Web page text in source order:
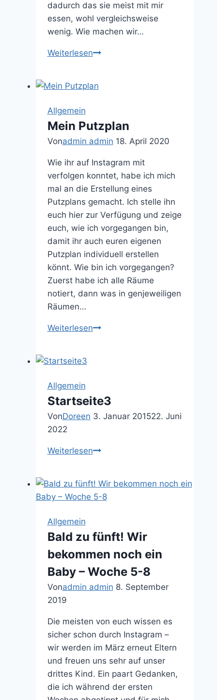
dadurch das sie meist mit mir
essen, wohl vergleichsweise
wenig. Wie machen wir…
WeiterlesenDie
kommt
Tisch
Allgemein
Mein Putzplan
Vonadmin admin 18. April 2020
Wie ihr auf Instagram mit
verfolgen konntet, habe ich mich
mal an die Erstellung eines
Putzplans gemacht. Ich stelle ihn
euch hier zur Verfügung und zeige
euch, wie ich vorgegangen bin,
damit ihr auch euren eigenen
Putzplan individuell erstellen
könnt. Wie bin ich vorgegangen?
Zuerst habe ich alle Räume
notiert, dann was in genjeweiligen
Räumen…
WeiterlesenMein
Allgemein
Startseite3
VonDoreen 3. Januar 201522. Juni
2022
WeiterlesenStartseite3
Allgemein
Bald zu fünft! Wir
bekommen noch ein
Baby – Woche 5-8
Vonadmin admin 8. September
2019
Die meisten von euch wissen es
sicher schon durch Instagram –
wir werden im März erneut Eltern
und freuen uns sehr auf unser
drittes Kind. Ein paart Gedanken,
die ich während der ersten